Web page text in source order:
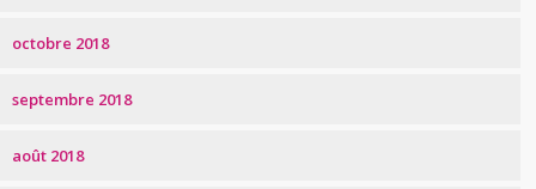
octobre 2018
septembre 2018
août 2018